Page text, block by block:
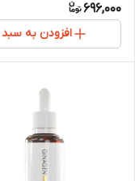
696,000
افزودن به سبد